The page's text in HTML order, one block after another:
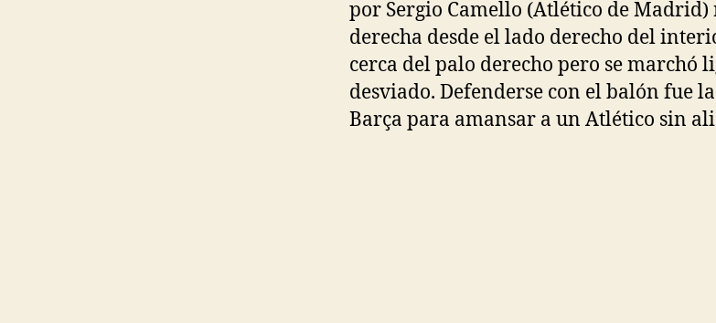
por Sergio Camello (Atlético de Madrid)
derecha desde el lado derecho del
cerca del palo derecho pero se marchó
desviado. Defenderse con el balón fue
Barça para amansar a un Atlético sin